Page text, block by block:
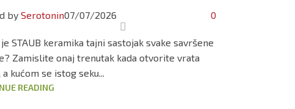
by Serotonin07/07/2026 0
STAUB keramika tajni sastojak svake savršene
Zamislite onaj trenutak kada otvorite vrata
kućom se istog seku...
READING